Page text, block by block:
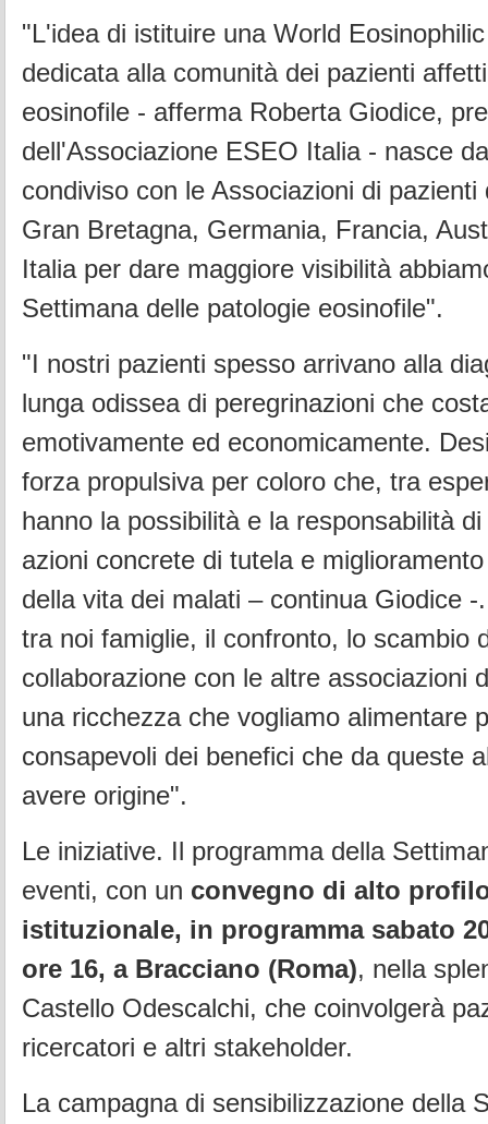
"L'idea di istituire una World
dedicata alla comunità dei pazienti
eosinofile - afferma Roberta Giodice,
dell'Associazione ESEO Italia - nasce
condiviso con le Associazioni di
Gran Bretagna, Germania, Francia,
Italia per dare maggiore visibilità
Settimana delle patologie eosinofile".
"I nostri pazienti spesso arrivano alla
lunga odissea di peregrinazioni che
emotivamente ed economicamente.
forza propulsiva per coloro che, tra
hanno la possibilità e la responsabilità
azioni concrete di tutela e
della vita dei malati – continua Giodice -
tra noi famiglie, il confronto, lo scambio
collaborazione con le altre associazioni
una ricchezza che vogliamo alimentare
consapevoli dei benefici che da queste
avere origine".
Le iniziative. Il programma della
eventi, con un convegno di alto
istituzionale, in programma sabato
ore 16, a Bracciano (Roma), nella
Castello Odescalchi, che coinvolgerà
ricercatori e altri stakeholder.
La campagna di sensibilizzazione della